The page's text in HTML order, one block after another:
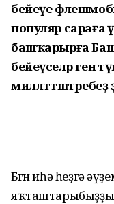
бейеүе флешмобы
популяр сараға
башҡарырға
бейеүселәр генә
Бөгөн иһә һеҙгә